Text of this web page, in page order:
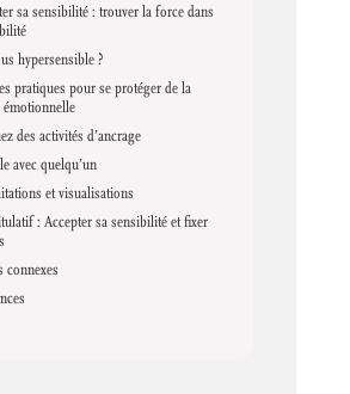
sa sensibilité : trouver la force dans
hypersensible ?
pratiques pour se protéger de la
des activités d’ancrage
avec quelqu’un
et visualisations
: Accepter sa sensibilité et fixer
connexes